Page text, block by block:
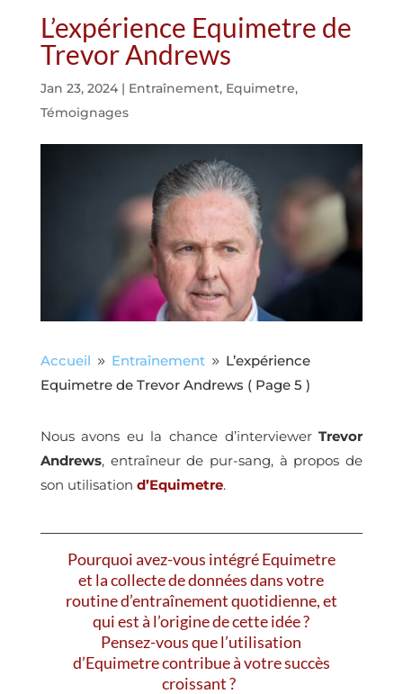
L’expérience Equimetre de
Trevor Andrews
Jan 23, 2024| Entraînement, Equimetre,
Témoignages
Accueil 9 Entraînement 9 L’expérience
Equimetre de Trevor Andrews ( Page 5 )
Nous avons eu la chance d’interviewerTrevor
Andrews, entraîneur de pur-sang, à propos de
son utilisation d’Equimetre.
Pourquoi avez-vous intégré Equimetre
et la collecte de données dans votre
routine d’entraînement quotidienne, et
qui est à l’origine de cette idée ?
Pensez-vous que l’utilisation
d’Equimetre contribue à votre succès
croissant ?